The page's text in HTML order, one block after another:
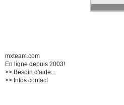
mxteam.com
En ligne depuis 2003!
>> Besoin d'aide...
>> Infos contact